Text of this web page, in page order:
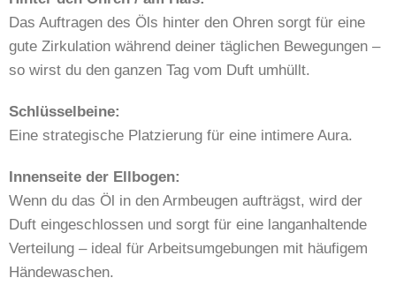
Das Auftragen des Öls hinter den Ohren sorgt für eine
gute Zirkulation während deiner täglichen Bewegungen –
so wirst du den ganzen Tag vom Duft umhüllt.
Schlüsselbeine:
Eine strategische Platzierung für eine intimere Aura.
Innenseite der Ellbogen:
Wenn du das Öl in den Armbeugen aufträgst, wird der
Duft eingeschlossen und sorgt für eine langanhaltende
Verteilung – ideal für Arbeitsumgebungen mit häufigem
Händewaschen.